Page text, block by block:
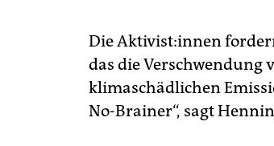
Die Ak­ti­vis­t:in­nen
das die Verschwendung
klimaschädlichen
No-Brainer“, sagt